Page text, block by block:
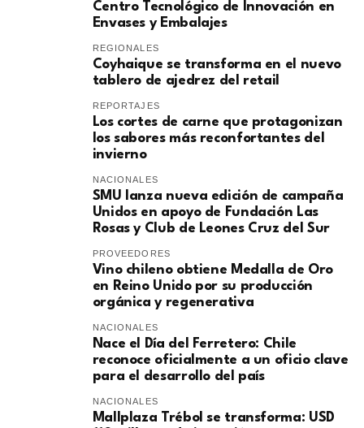
Centro Tecnológico de Innovación en
Envases y Embalajes
REGIONALES
Coyhaique se transforma en el nuevo
tablero de ajedrez del retail
REPORTAJES
Los cortes de carne que protagonizan
los sabores más reconfortantes del
invierno
NACIONALES
SMU lanza nueva edición de campaña
Unidos en apoyo de Fundación Las
Rosas y Club de Leones Cruz del Sur
PROVEEDORES
Vino chileno obtiene Medalla de Oro
en Reino Unido por su producción
orgánica y regenerativa
NACIONALES
Nace el Día del Ferretero: Chile
reconoce oficialmente a un oficio clave
para el desarrollo del país
NACIONALES
Mallplaza Trébol se transforma: USD